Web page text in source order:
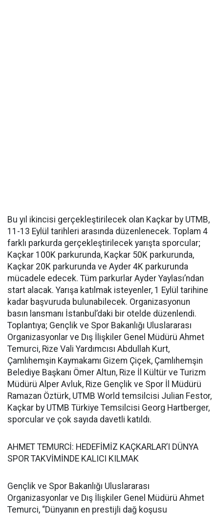
Bu yıl ikincisi gerçekleştirilecek olan Kaçkar by UTMB,
11-13 Eylül tarihleri arasında düzenlenecek. Toplam 4
farklı parkurda gerçekleştirilecek yarışta sporcular;
Kaçkar 100K parkurunda, Kaçkar 50K parkurunda,
Kaçkar 20K parkurunda ve Ayder 4K parkurunda
mücadele edecek. Tüm parkurlar Ayder Yaylası’ndan
start alacak. Yarışa katılmak isteyenler, 1 Eylül tarihine
kadar başvuruda bulunabilecek. Organizasyonun
basın lansmanı İstanbul’daki bir otelde düzenlendi.
Toplantıya; Gençlik ve Spor Bakanlığı Uluslararası
Organizasyonlar ve Dış İlişkiler Genel Müdürü Ahmet
Temurci, Rize Vali Yardımcısı Abdullah Kurt,
Çamlıhemşin Kaymakamı Gizem Çiçek, Çamlıhemşin
Belediye Başkanı Ömer Altun, Rize İl Kültür ve Turizm
Müdürü Alper Avluk, Rize Gençlik ve Spor İl Müdürü
Ramazan Öztürk, UTMB World temsilcisi Julian Festor,
Kaçkar by UTMB Türkiye Temsilcisi Georg Hartberger,
sporcular ve çok sayıda davetli katıldı.
AHMET TEMURCİ: HEDEFİMİZ KAÇKARLAR’I DÜNYA
SPOR TAKVİMİNDE KALICI KILMAK
Gençlik ve Spor Bakanlığı Uluslararası
Organizasyonlar ve Dış İlişkiler Genel Müdürü Ahmet
Temurci, “Dünyanın en prestijli dağ koşusu